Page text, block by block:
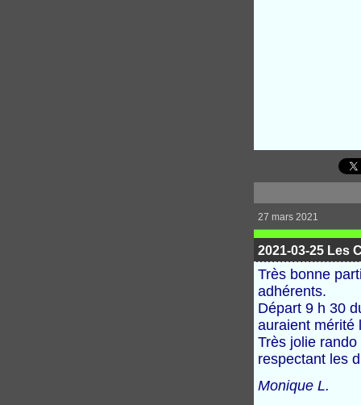
27 mars 2021
2021-03-25 Les
Très bonne
adhérents.
Départ 9 h 30
auraient mérité
Très jolie
respectant les
Monique L.